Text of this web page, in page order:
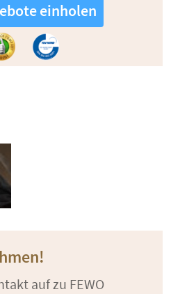
einholen
auf zu FEWO